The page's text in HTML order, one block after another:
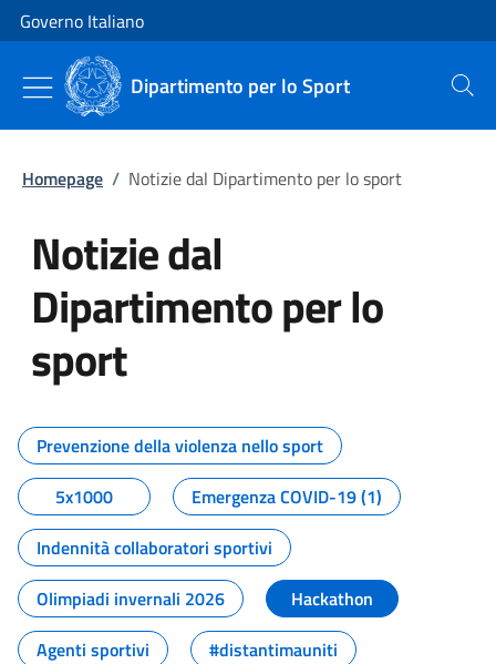
Vai al contenuto
Vai alla navigazione del sito
Governo Italiano
Dipartimento per lo Sport Cerca
Homepage / Notizie dal Dipartimento per lo sport
Notizie dal
Dipartimento per lo
sport
Tutti i contenuti della pagina
Prevenzione della violenza nello sport
5x1000
Emergenza COVID-19 (1)
Indennità collaboratori sportivi
Olimpiadi invernali 2026
Hackathon
Agenti sportivi
#distantimauniti